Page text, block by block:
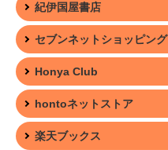
紀伊国屋書店
セブンネットショッピング
Honya Club
hontoネットストア
楽天ブックス